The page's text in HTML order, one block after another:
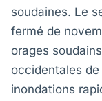
soudaines. Le
fermé de
orages
occidentales
inondations